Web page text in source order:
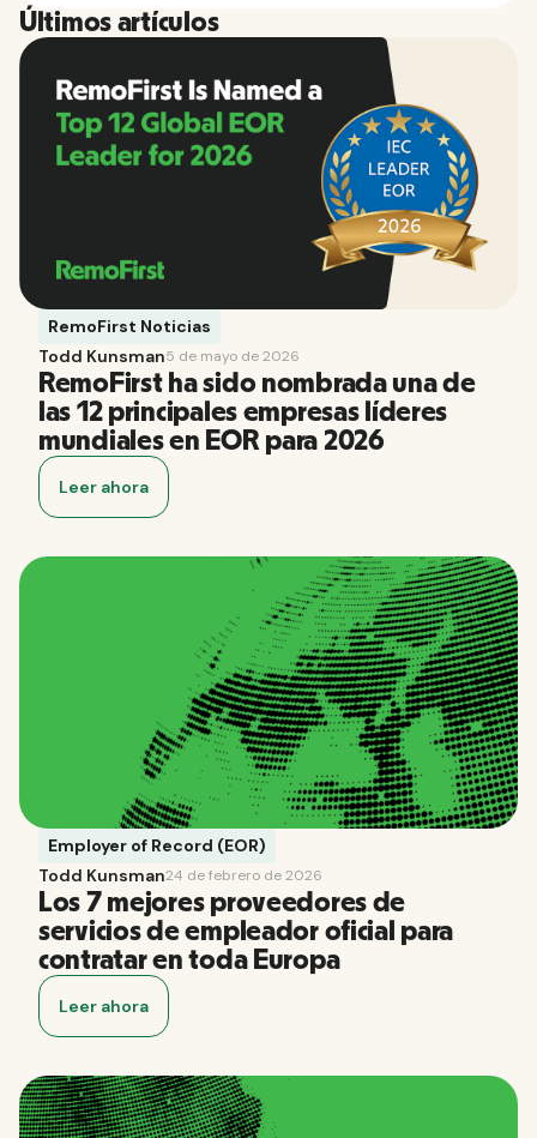
Últimos artículos
RemoFirst Noticias
Todd Kunsman5 de mayo de 2026
RemoFirst ha sido nombrada una de
las 12 principales empresas líderes
mundiales en EOR para 2026
Leer ahora
Employer of Record (EOR)
Todd Kunsman24 de febrero de 2026
Los 7 mejores proveedores de
servicios de empleador oficial para
contratar en toda Europa
Leer ahora